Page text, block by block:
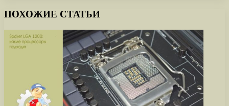
ПОХОЖИЕ СТАТЬИ